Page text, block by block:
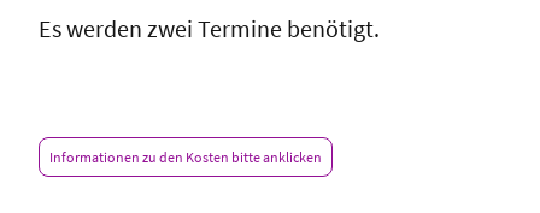
Es werden zwei Termine benötigt.
Informationen zu den Kosten bitte anklicken